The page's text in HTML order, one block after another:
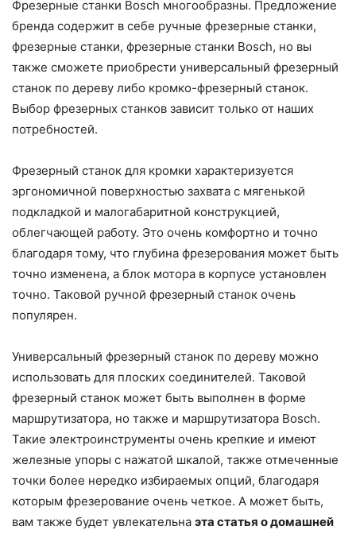
Фрезерные станки Bosch многообразны. Предложение
бренда содержит в себе ручные фрезерные станки,
фрезерные станки, фрезерные станки Bosch, но вы
также сможете приобрести универсальный фрезерный
станок по дереву либо кромко-фрезерный станок.
Выбор фрезерных станков зависит только от наших
потребностей.
Фрезерный станок для кромки характеризуется
эргономичной поверхностью захвата с мягенькой
подкладкой и малогабаритной конструкцией,
облегчающей работу. Это очень комфортно и точно
благодаря тому, что глубина фрезерования может быть
точно изменена, а блок мотора в корпусе установлен
точно. Таковой ручной фрезерный станок очень
популярен.
Универсальный фрезерный станок по дереву можно
использовать для плоских соединителей. Таковой
фрезерный станок может быть выполнен в форме
маршрутизатора, но также и маршрутизатора Bosch.
Такие электроинструменты очень крепкие и имеют
железные упоры с нажатой шкалой, также отмеченные
точки более нередко избираемых опций, благодаря
которым фрезерование очень четкое. А может быть,
вам также будет увлекательна эта статья о домашней